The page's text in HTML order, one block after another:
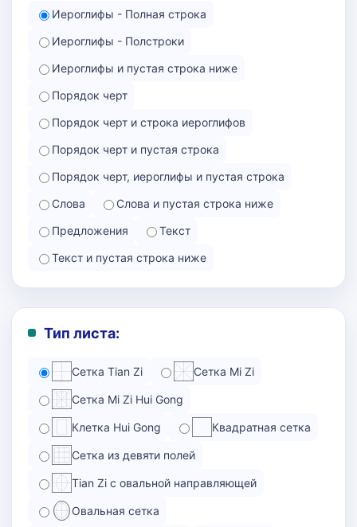
Иероглифы - Полная строка
Иероглифы - Полстроки
Иероглифы и пустая строка ниже
Порядок черт
Порядок черт и строка иероглифов
Порядок черт и пустая строка
Порядок черт, иероглифы и пустая строка
Слова
Слова и пустая строка ниже
Предложения
Текст
Текст и пустая строка ниже
Тип листа:
Сетка Tian Zi Сетка Mi Zi
Сетка Mi Zi Hui Gong
Клетка Hui Gong Квадратная сетка
Сетка из девяти полей
Tian Zi с овальной направляющей
Овальная сетка